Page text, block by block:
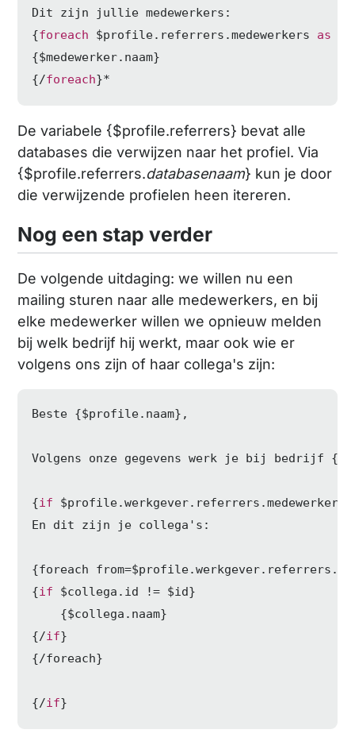
Dit zijn jullie medewerkers:
{foreach $profile.referrers.medewerkers as
{$medewerker.naam}
{/foreach}*
De variabele {$profile.referrers} bevat alle
databases die verwijzen naar het profiel. Via
{$profile.referrers.databasenaam} kun je door
die verwijzende profielen heen itereren.
Nog een stap verder
De volgende uitdaging: we willen nu een
mailing sturen naar alle medewerkers, en bij
elke medewerker willen we opnieuw melden
bij welk bedrijf hij werkt, maar ook wie er
volgens ons zijn of haar collega's zijn:
Beste {$profile.naam},
Volgens onze gegevens werk je bij bedrijf
{if $profile.werkgever.referrers.medewerkers
En dit zijn je collega's:
{foreach
{if $collega.id != $id}
    {$collega.naam}
{/if}
{/foreach}
{/if}